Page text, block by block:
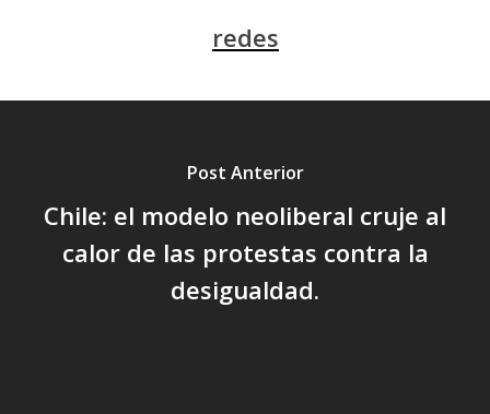
redes
Post Anterior
Chile: el modelo neoliberal cruje al
calor de las protestas contra la
desigualdad.